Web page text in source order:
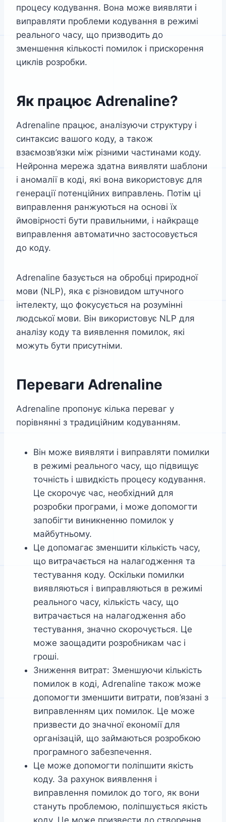
процесу кодування. Вона може виявляти і
виправляти проблеми кодування в режимі
реального часу, що призводить до
зменшення кількості помилок і прискорення
циклів розробки.
Як працює Adrenaline?
Adrenaline працює, аналізуючи структуру і
синтаксис вашого коду, а також
взаємозв’язки між різними частинами коду.
Нейронна мережа здатна виявляти шаблони
і аномалії в коді, які вона використовує для
генерації потенційних виправлень. Потім ці
виправлення ранжуються на основі їх
ймовірності бути правильними, і найкраще
виправлення автоматично застосовується
до коду.
Adrenaline базується на обробці природної
мови (NLP), яка є різновидом штучного
інтелекту, що фокусується на розумінні
людської мови. Він використовує NLP для
аналізу коду та виявлення помилок, які
можуть бути присутніми.
Переваги Adrenaline
Adrenaline пропонує кілька переваг у
порівнянні з традиційним кодуванням.
Він може виявляти і виправляти помилки
в режимі реального часу, що підвищує
точність і швидкість процесу кодування.
Це скорочує час, необхідний для
розробки програми, і може допомогти
запобігти виникненню помилок у
майбутньому.
Це допомагає зменшити кількість часу,
що витрачається на налагодження та
тестування коду. Оскільки помилки
виявляються і виправляються в режимі
реального часу, кількість часу, що
витрачається на налагодження або
тестування, значно скорочується. Це
може заощадити розробникам час і
гроші.
Зниження витрат: Зменшуючи кількість
помилок в коді, Adrenaline також може
допомогти зменшити витрати, пов’язані з
виправленням цих помилок. Це може
призвести до значної економії для
організацій, що займаються розробкою
програмного забезпечення.
Це може допомогти поліпшити якість
коду. За рахунок виявлення і
виправлення помилок до того, як вони
стануть проблемою, поліпшується якість